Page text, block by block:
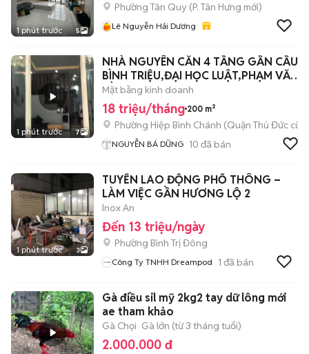
1 phút trước 5
Phường Tân Quy (P. Tân Hưng mới)
Lê Nguyễn Hải Dương
1 phút trước 7
NHÀ NGUYÊN CĂN 4 TẦNG GẦN CẦU
BÌNH TRIỆU,ĐẠI HỌC LUẬT,PHẠM VĂN
ĐỒNG
Mặt bằng kinh doanh
18 triệu/tháng 200 m²
Phường Hiệp Bình Chánh (Quận Thủ Đức cũ)
NGUYỄN BÁ DŨNG 10 đã bán
1 phút trước 3
TUYỂN LAO ĐỘNG PHỔ THÔNG –
LÀM VIỆC GẦN HƯƠNG LỘ 2
Inox An
Đến 13 triệu/ngày
Phường Bình Trị Đông
Công Ty TNHH Dreampod 1 đã bán
Gà điều sil mỹ 2kg2 tay dữ lông mới
ae tham khảo
Gà Chọi Gà lớn (từ 3 tháng tuổi)
2.000.000 đ